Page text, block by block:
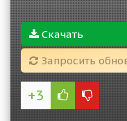
Скачать
Запросить
+3